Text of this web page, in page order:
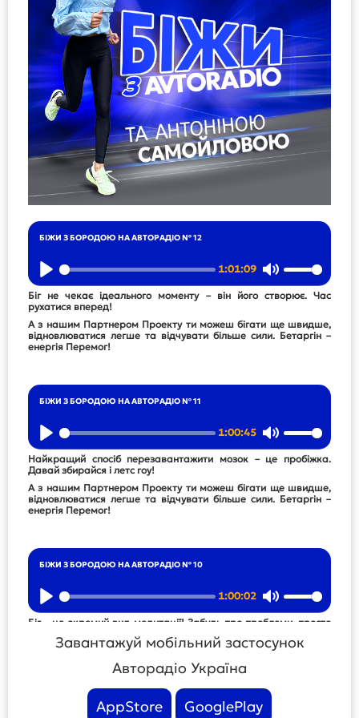
БІЖИ З БОРОДОЮ НА АВТОРАДІО № 12
Play
1:01:09
Mute
Біг не чекає ідеального моменту – він його створює. Час
рухатися вперед!
А з нашим Партнером Проекту ти можеш бігати ще швидше,
відновлюватися легше та відчувати більше сили. Бетаргін –
енергія Перемог!
БІЖИ З БОРОДОЮ НА АВТОРАДІО № 11
Play
1:00:45
Mute
Найкращий спосіб перезавантажити мозок – це пробіжка.
Давай збирайся і летс гоу!
А з нашим Партнером Проекту ти можеш бігати ще швидше,
відновлюватися легше та відчувати більше сили. Бетаргін –
енергія Перемог!
БІЖИ З БОРОДОЮ НА АВТОРАДІО № 10
Play
1:00:02
Mute
Біг – це окремий вид медитації! Забудь про проблеми, просто
А з нашим Партнером Проекту ти можеш бігати ще швидше,
відновлюватися легше та відчувати більше сили. Бетаргін –
Завантажуй мобільний застосунок
Авторадіо Україна
AppStore GooglePlay